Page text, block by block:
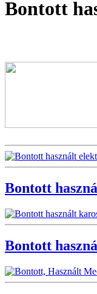
Bontott
Bontott
Bontott